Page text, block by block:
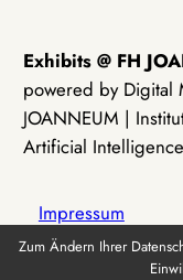
Exhibits @ FH
powered by Digital
JOANNEUM |
Artificial Intelligence
Impressum
Zum Ändern Ihrer